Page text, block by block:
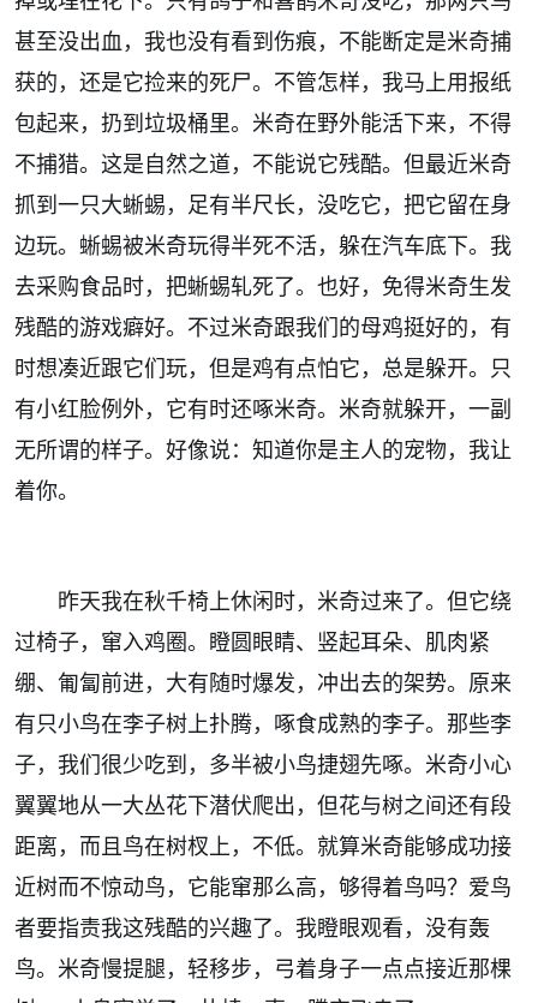
甚至没出血，我也没有看到伤痕，不能断定是米奇捕
获的，还是它捡来的死尸。不管怎样，我马上用报纸
包起来，扔到垃圾桶里。米奇在野外能活下来，不得
不捕猎。这是自然之道，不能说它残酷。但最近米奇
抓到一只大蜥蜴，足有半尺长，没吃它，把它留在身
边玩。蜥蜴被米奇玩得半死不活，躲在汽车底下。我
去采购食品时，把蜥蜴轧死了。也好，免得米奇生发
残酷的游戏癖好。不过米奇跟我们的母鸡挺好的，有
时想凑近跟它们玩，但是鸡有点怕它，总是躲开。只
有小红脸例外，它有时还啄米奇。米奇就躲开，一副
无所谓的样子。好像说：知道你是主人的宠物，我让
着你。
昨天我在秋千椅上休闲时，米奇过来了。但它绕
过椅子，窜入鸡圈。瞪圆眼睛、竖起耳朵、肌肉紧
绷、匍匐前进，大有随时爆发，冲出去的架势。原来
有只小鸟在李子树上扑腾，啄食成熟的李子。那些李
子，我们很少吃到，多半被小鸟捷翅先啄。米奇小心
翼翼地从一大丛花下潜伏爬出，但花与树之间还有段
距离，而且鸟在树杈上，不低。就算米奇能够成功接
近树而不惊动鸟，它能窜那么高，够得着鸟吗？爱鸟
者要指责我这残酷的兴趣了。我瞪眼观看，没有轰
鸟。米奇慢提腿，轻移步，弓着身子一点点接近那棵